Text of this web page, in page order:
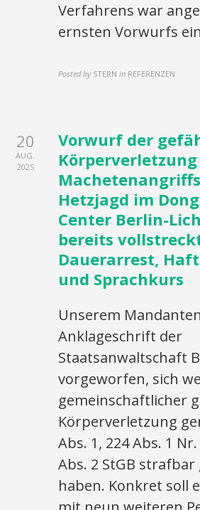
Verfahrens war
ernsten Vorwurfs
Posted by STERN in REFERENZEN
20
AUG.
2025
Vorwurf der
Hetzjagd im
Center Berlin-
bereits
Dauerarrest,
und Sprachkurs
Unserem
Anklageschrift der
Staatsanwaltschaft
vorgeworfen, sich
gemeinschaftlicher
Körperverletzung
Abs. 1, 224 Abs. 1
Abs. 2 StGB
haben. Konkret soll